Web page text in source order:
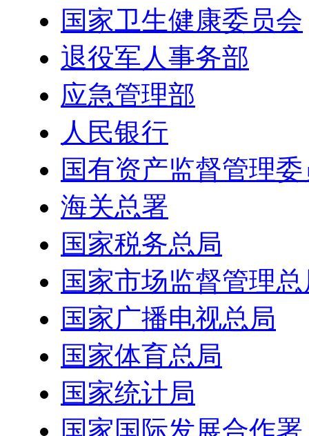
国家卫生健康委员会
退役军人事务部
应急管理部
人民银行
国有资产监督管理
海关总署
国家税务总局
国家市场监督管理
国家广播电视总局
国家体育总局
国家统计局